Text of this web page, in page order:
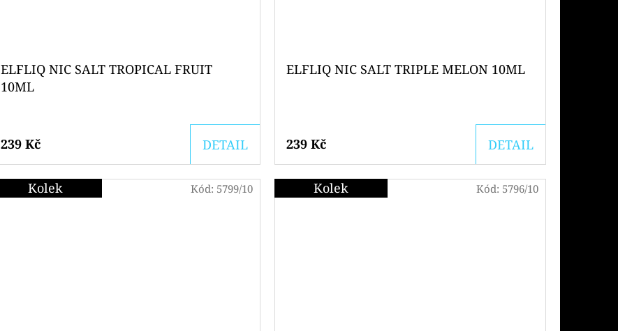
ELFLIQ NIC SALT TROPICAL FRUIT
10ML
239 Kč DETAIL
ELFLIQ NIC SALT TRIPLE MELON 10ML
239 Kč DETAIL
Kolek Kód: 5799/10 Kolek Kód: 5796/10